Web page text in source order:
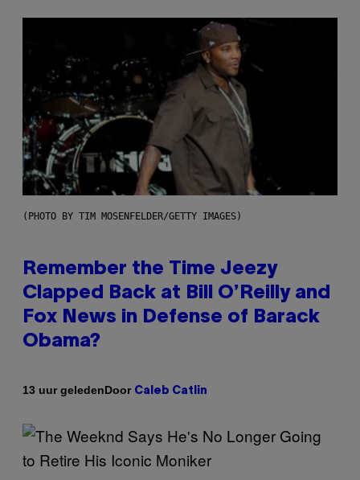
(PHOTO BY TIM MOSENFELDER/GETTY IMAGES)
Remember the Time Jeezy
Clapped Back at Bill O’Reilly and
Fox News in Defense of Barack
Obama?
13 uur geledenDoor Caleb Catlin